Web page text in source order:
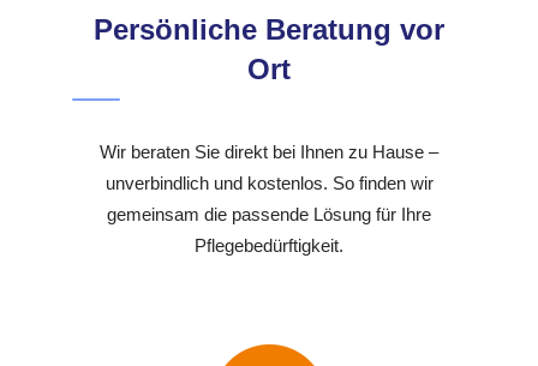
Persönliche Beratung vor
Ort
Wir beraten Sie direkt bei Ihnen zu Hause –
unverbindlich und kostenlos. So finden wir
gemeinsam die passende Lösung für Ihre
Pflegebedürftigkeit.